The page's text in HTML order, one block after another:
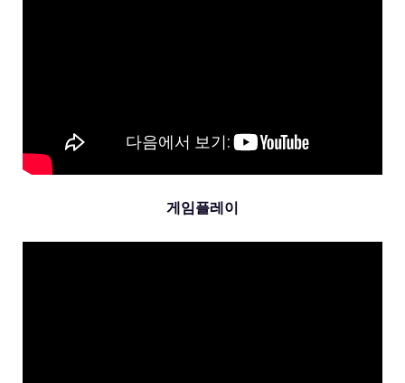
게임플레이